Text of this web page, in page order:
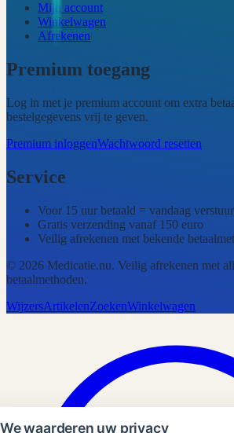
Mijn account
Winkelwagen
Afrekenen
Premium toegang
Log in met je premium account om extra
bestelgegevens vrij te geven.
Premium inloggenWachtwoord resetten
Service
Voor 15 uur betaald = vandaag
Gratis verzending vanaf 150 euro
Veilig afrekenen met bekende
© 2026 Medicatie.nu. Veilig afrekenen met
betaalmethoden.
WijzersArtikelenZoekenWinkelwagen
We waarderen uw privacy